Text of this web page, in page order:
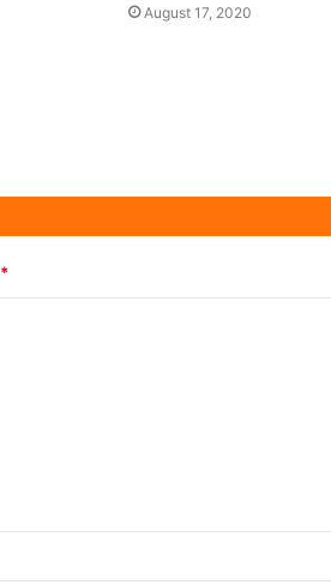
August 17, 2020
*